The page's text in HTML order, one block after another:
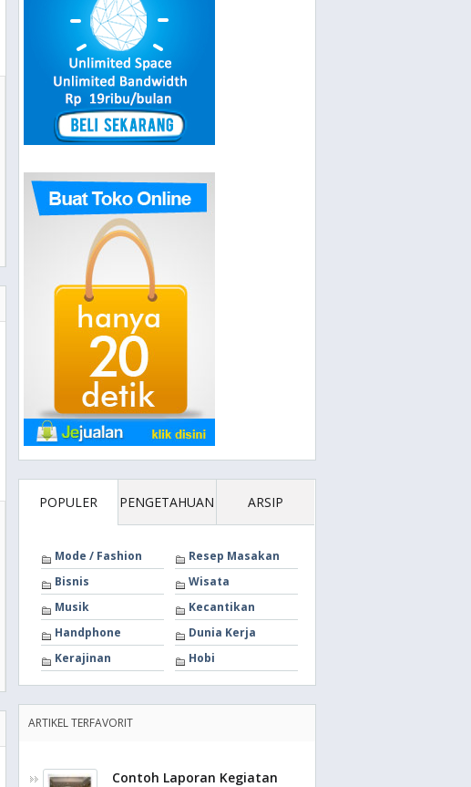
POPULER PENGETAHUAN ARSIP
Mode / Fashion
Resep Masakan
Bisnis
Wisata
Musik
Kecantikan
Handphone
Dunia Kerja
Kerajinan
Hobi
ARTIKEL TERFAVORIT
Contoh Laporan Kegiatan